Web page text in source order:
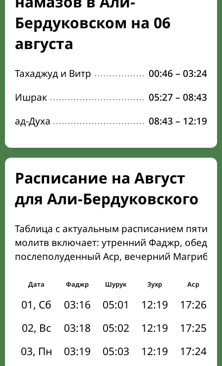
Бердуковском на 06
августа
Тахаджуд и Витр 00:46 – 03:24
Ишрак
05:27 – 08:43
ад-Духа
08:43 – 12:19
Расписание на Август
для Али-Бердуковского
Таблица с актуальным расписанием пяти
молитв включает: утренний Фаджр,
послеполуденный Аср, вечерний Магриб
Дата Фаджр Шурук Зухр Аср
01, Сб 03:16 05:01 12:19 17:26
02, Вс
03:18 05:02 12:19 17:25
03, Пн
03:19 05:03 12:19 17:24